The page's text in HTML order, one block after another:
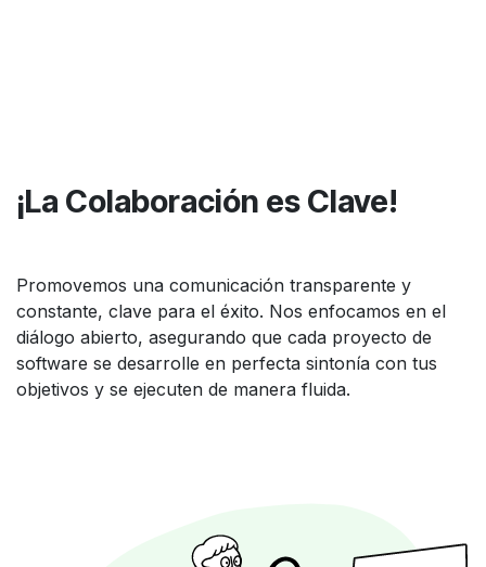
¡La Colaboración es Clave!
Promovemos una comunicación transparente y
constante, clave para el éxito. Nos enfocamos en el
diálogo abierto, asegurando que cada proyecto de
software se desarrolle en perfecta sintonía con tus
objetivos y se ejecuten de manera fluida.